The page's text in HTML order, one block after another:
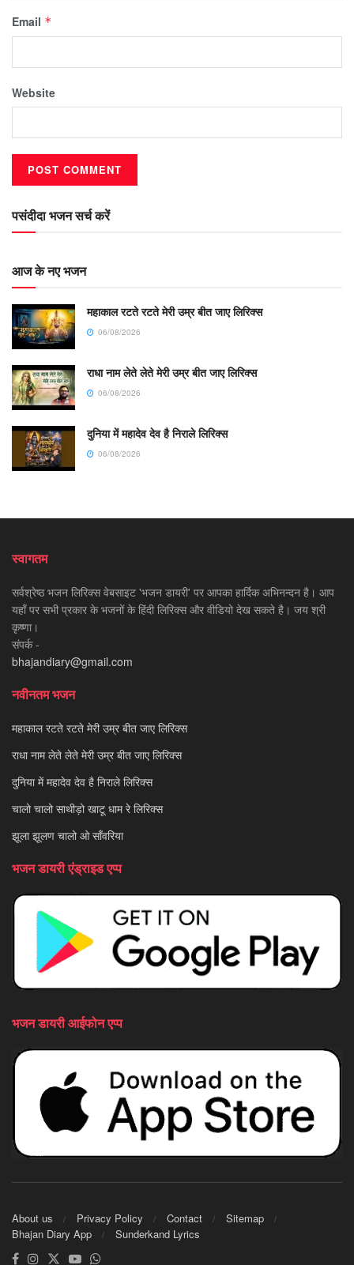
Email *
Website
पसंदीदा भजन सर्च करें
आज के नए भजन
महाकाल रटते रटते मेरी उम्र बीत जाए लिरिक्स
06/08/2026
राधा नाम लेते लेते मेरी उम्र बीत जाए लिरिक्स
06/08/2026
दुनिया में महादेव देव है निराले लिरिक्स
06/08/2026
स्वागतम
सर्वश्रेष्ठ भजन लिरिक्स वेबसाइट 'भजन डायरी' पर आपका हार्दिक अभिनन्दन है। आप
यहाँ पर सभी प्रकार के भजनों के हिंदी लिरिक्स और वीडियो देख सकते है। जय श्री
कृष्णा।
संपर्क -
bhajandiary@gmail.com
नवीनतम भजन
महाकाल रटते रटते मेरी उम्र बीत जाए लिरिक्स
राधा नाम लेते लेते मेरी उम्र बीत जाए लिरिक्स
दुनिया में महादेव देव है निराले लिरिक्स
चालो चालो साथीड़ो खाटू धाम रे लिरिक्स
झूला झूलण चालो ओ साँवरिया
भजन डायरी एंड्राइड एप्प
भजन डायरी आईफोन एप्प
About us Privacy Policy Contact
Sitemap
Bhajan Diary App
Sunderkand Lyrics